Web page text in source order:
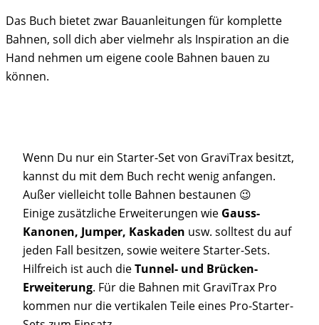
Das Buch bietet zwar Bauanleitungen für komplette
Bahnen, soll dich aber vielmehr als Inspiration an die
Hand nehmen um eigene coole Bahnen bauen zu
können.
Wenn Du nur ein Starter-Set von GraviTrax besitzt,
kannst du mit dem Buch recht wenig anfangen.
Außer vielleicht tolle Bahnen bestaunen 😉
Einige zusätzliche Erweiterungen wie Gauss-
Kanonen, Jumper, Kaskaden usw. solltest du auf
jeden Fall besitzen, sowie weitere Starter-Sets.
Hilfreich ist auch dieTunnel- und Brücken-
Erweiterung. Für die Bahnen mit GraviTrax Pro
kommen nur die vertikalen Teile eines Pro-Starter-